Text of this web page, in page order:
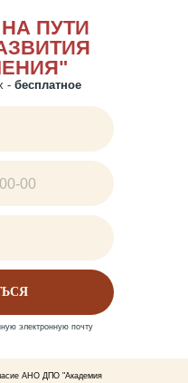
- бесплатное
ПУТИ
электронную почту
АНО ДПО "Академия